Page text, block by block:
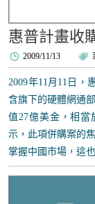
惠普計畫收
2009/11/13
2009年11月11日，
含旗下的硬體網通
值27億美金，相當
示，此項併購案的
掌握中國市場，這